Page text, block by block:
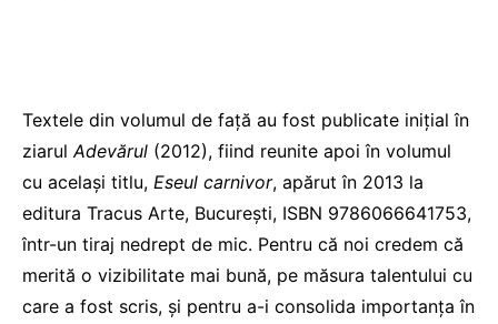
Textele din volumul de față au fost publicate inițial în
ziarulAdevărul (2012), fiind reunite apoi în volumul
cu același titlu, Eseul carnivor, apărut în 2013 la
editura Tracus Arte, București, ISBN 9786066641753,
într-un tiraj nedrept de mic. Pentru că noi credem că
merită o vizibilitate mai bună, pe măsura talentului cu
care a fost scris, și pentru a-i consolida importanța în